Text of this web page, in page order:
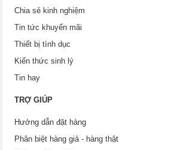
Chia sẻ kinh nghiệm
Tin tức khuyến mãi
Thiết bị tình dục
Kiến thức sinh lý
Tin hay
TRỢ GIÚP
Hướng dẫn đặt hàng
Phân biệt hàng giả - hàng thật